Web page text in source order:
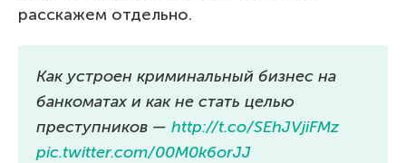
расскажем отдельно.
Как устроен криминальный бизнес на
банкоматах и как не стать целью
преступников — http://t.co/SEhJVjiFMz
pic.twitter.com/00M0k6orJJ